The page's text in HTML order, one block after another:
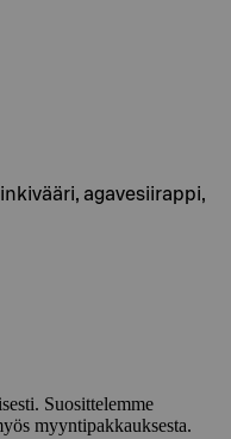
agavesiirappi,
Suosittelemme
myyntipakkauksesta.